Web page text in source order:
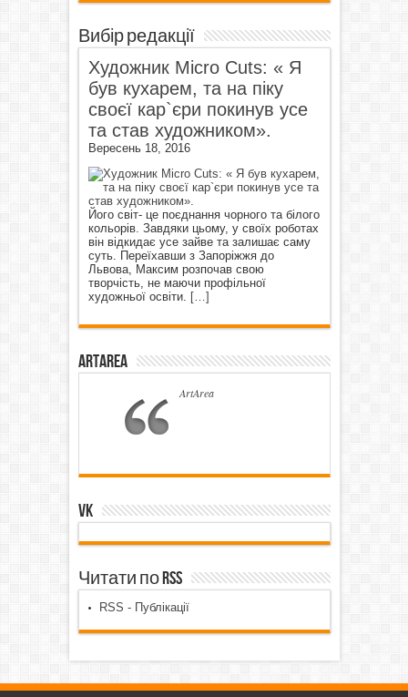
Вибір редакції
Художник Micro Cuts: « Я
був кухарем, та на піку
своєї кар`єри покинув усе
та став художником».
Вересень 18, 2016
Його світ- це поєднання чорного та білого
кольорів. Завдяки цьому, у своїх роботах
він відкидає усе зайве та залишає саму
суть. Переїхавши з Запоріжжя до
Львова, Максим розпочав свою
творчість, не маючи профільної
художньої освіти. […]
ArtArea
ArtArea
VK
Читати по RSS
RSS - Публікації